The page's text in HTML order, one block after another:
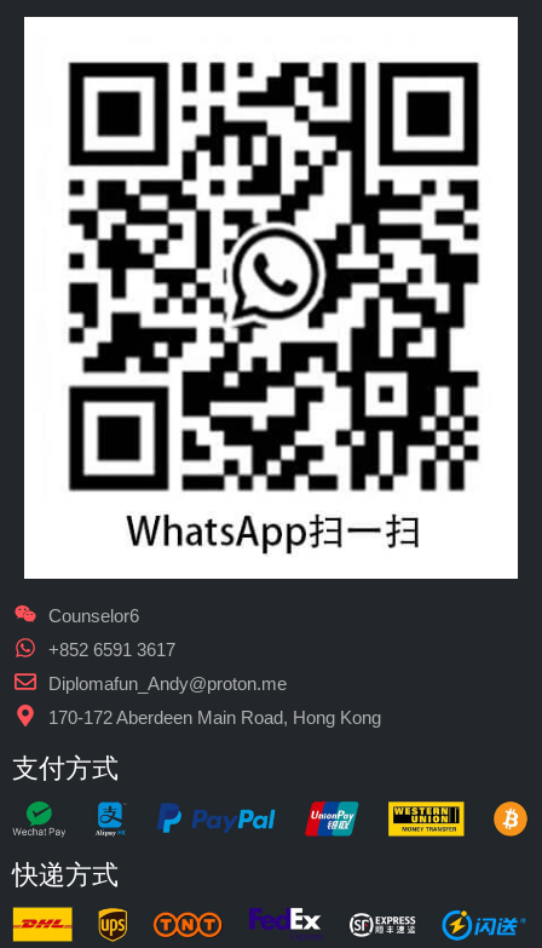
Counselor6
+852 6591 3617
Diplomafun_Andy@proton.me
170-172 Aberdeen Main Road, Hong Kong
支付方式
快递方式